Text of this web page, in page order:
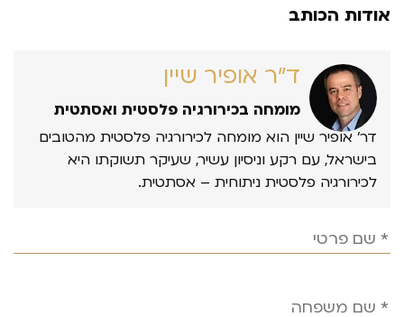
אודות הכותב
ד״ר אופיר שיין
מומחה בכירורגיה פלסטית ואסתטית
דר’ אופיר שיין הוא מומחה לכירורגיה פלסטית מהטובים
בישראל, עם רקע וניסיון עשיר, שעיקר תשוקתו היא
לכירורגיה פלסטית ניתוחית – אסתטית.